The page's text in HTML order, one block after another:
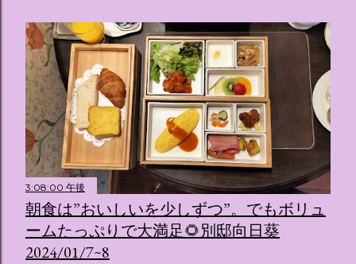
（テーマルーム）」 イベントの目玉となるのが、サンリオの
人気キャラクターたちがそれぞれの“好き”や理想を詰め込ん
でデザインした客室のエリアです。 ハローキティ...
3:08:00 午後
朝食は”おいしいを少しずつ”。でもボリュ
ームたっぷりで大満足🌻別邸向日葵
2024/01/7~8